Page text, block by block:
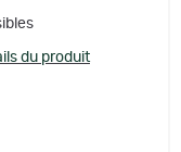
du produit